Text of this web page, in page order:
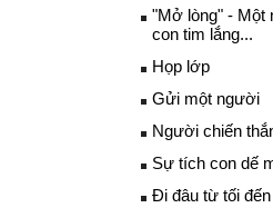
"Mở lòng" - Một
con tim lắng...
Họp lớp
Gửi một người
Người chiến
Sự tích con dế
Đi đâu từ tối